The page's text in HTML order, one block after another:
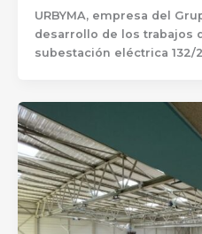
URBYMA, empresa del
desarrollo de los trabajos
subestación eléctrica 132/